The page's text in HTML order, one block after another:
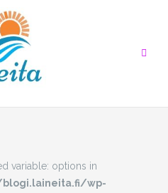
variable: options in
wp-